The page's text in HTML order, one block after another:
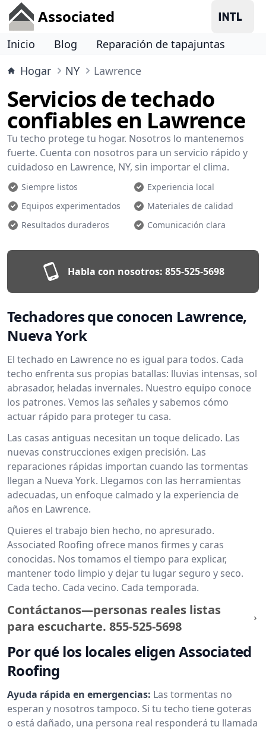
Associated
Inicio Blog
Reparación de tapajuntas
Hogar
NY Lawrence
Servicios de techado
confiables en Lawrence
Tu techo protege tu hogar. Nosotros lo mantenemos
fuerte. Cuenta con nosotros para un servicio rápido y
cuidadoso en Lawrence, NY, sin importar el clima.
Siempre listos
Experiencia local
Equipos experimentados
Materiales de calidad
Resultados duraderos
Comunicación clara
Habla con nosotros: 855-525-5698
Techadores que conocen Lawrence,
Nueva York
El techado en Lawrence no es igual para todos. Cada
techo enfrenta sus propias batallas: lluvias intensas, sol
abrasador, heladas invernales. Nuestro equipo conoce
los patrones. Vemos las señales y sabemos cómo
actuar rápido para proteger tu casa.
Las casas antiguas necesitan un toque delicado. Las
nuevas construcciones exigen precisión. Las
reparaciones rápidas importan cuando las tormentas
llegan a Nueva York. Llegamos con las herramientas
adecuadas, un enfoque calmado y la experiencia de
años en Lawrence.
Quieres el trabajo bien hecho, no apresurado.
Associated Roofing ofrece manos firmes y caras
conocidas. Nos tomamos el tiempo para explicar,
mantener todo limpio y dejar tu lugar seguro y seco.
Cada techo. Cada vecino. Cada temporada.
Contáctanos—personas reales listas
para escucharte. 855-525-5698
Por qué los locales eligen Associated
Roofing
Ayuda rápida en emergencias: Las tormentas no
esperan y nosotros tampoco. Si tu techo tiene goteras
o está dañado, una persona real responderá tu llamada